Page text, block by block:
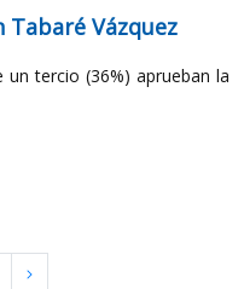
Vázquez
tercio (36%) aprueban la